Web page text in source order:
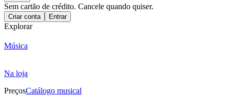
Sem cartão de crédito. Cancele quando quiser.
Criar conta Entrar
Explorar
Música
Na loja
PreçosCatálogo musical